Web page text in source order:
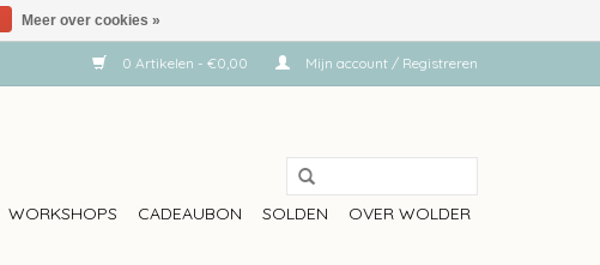
0 Artikelen - €0,00 Mijn account / Registreren
WORKSHOPS CADEAUBON SOLDEN OVER WOLDER
Meer over cookies »